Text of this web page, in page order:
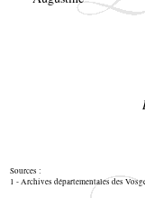
Sources :
1 - Archives départementales des